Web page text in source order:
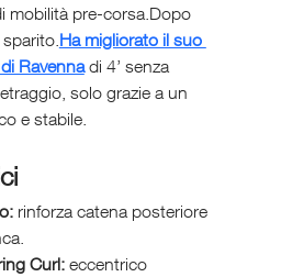
mobilità pre-corsa.Dopo
Ha migliorato il suo
Ravenna di 4’ senza
solo grazie a un
e stabile.
rinforza catena posteriore
Curl: eccentrico